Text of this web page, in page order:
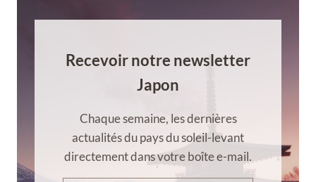
Recevoir notre newsletter
Japon
Chaque semaine, les dernières
actualités du pays du soleil-levant
directement dans votre boîte e-mail.